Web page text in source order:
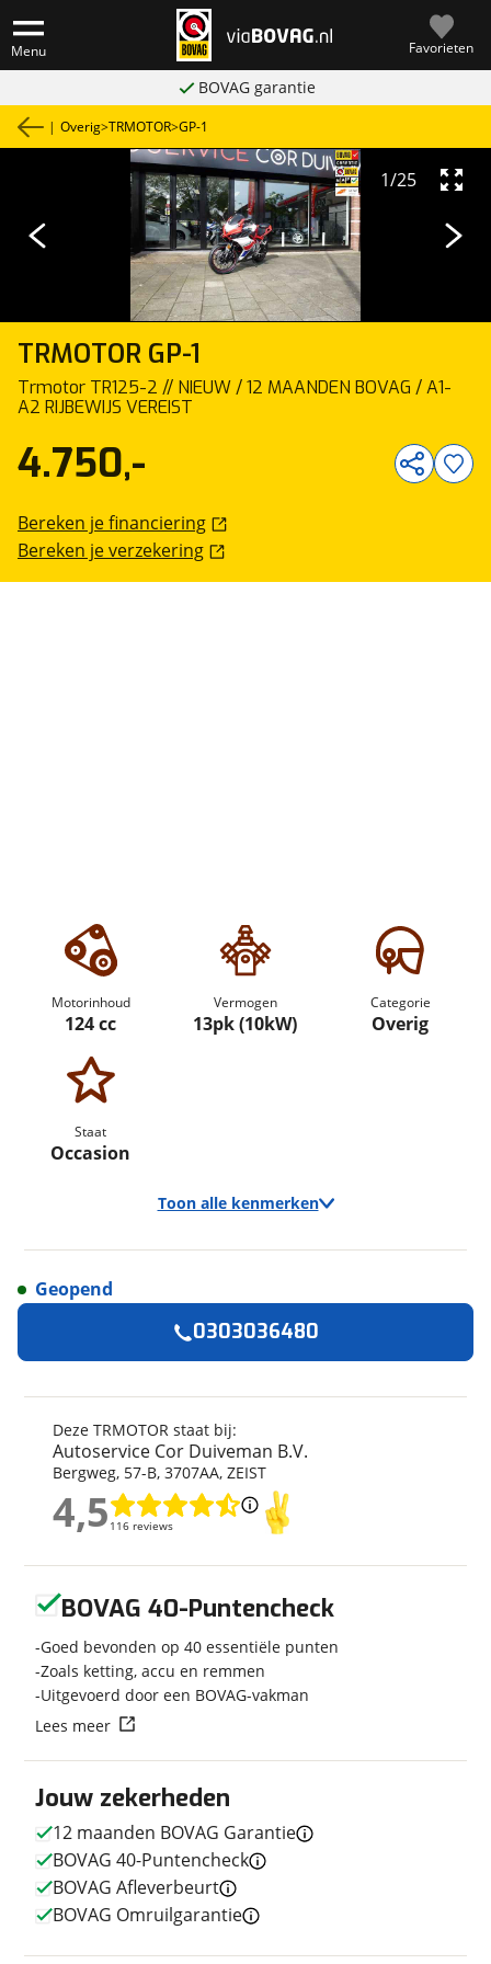
Menu Favorieten
BOVAG garantie
| Overig>TRMOTOR>GP-1
TRMOTOR GP-1
Trmotor TR125-2 // NIEUW / 12 MAANDEN BOVAG / A1-
A2 RIJBEWIJS VEREIST
1/25
Motorinhoud
124 cc
Vermogen
13pk (10kW)
Categorie
Overig
Staat
Occasion
Toon alle kenmerken
Merk
TRMOTOR
Model
GP-1
Kenteken
Bouwjaar
2024
Categorie
Overig
Geschikt voor
A1 rijbewijs
Nieuw of occasion
Occasion
Techniek
Transmissie
Vermogen
Afmetingen en gewicht
4.750,-
Bereken je financiering
Bereken je verzekering
Deze TRMOTOR staat bij:
Autoservice Cor Duiveman B.V.
Bergweg, 57-B, 3707AA, ZEIST
4,5 116 reviews
4,5
Geopend
0303036480
Jouw zekerheden
12 maanden BOVAG Garantie
BOVAG 40-Puntencheck
BOVAG Afleverbeurt
BOVAG Omruilgarantie
BOVAG 40-Puntencheck
Goed bevonden op 40 essentiële punten
Zoals ketting, accu en remmen
Uitgevoerd door een BOVAG-vakman
Lees meer